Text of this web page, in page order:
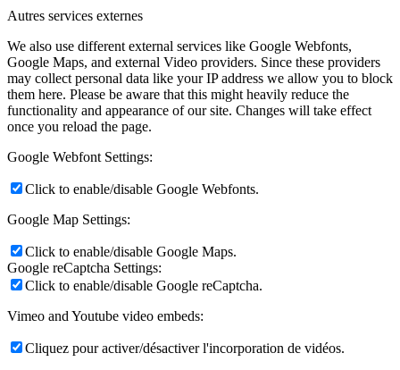
Autres services externes
We also use different external services like Google Webfonts,
Google Maps, and external Video providers. Since these providers
may collect personal data like your IP address we allow you to block
them here. Please be aware that this might heavily reduce the
functionality and appearance of our site. Changes will take effect
once you reload the page.
Google Webfont Settings:
Click to enable/disable Google Webfonts.
Google Map Settings:
Click to enable/disable Google Maps.
Google reCaptcha Settings:
Click to enable/disable Google reCaptcha.
Vimeo and Youtube video embeds:
Cliquez pour activer/désactiver l'incorporation de vidéos.